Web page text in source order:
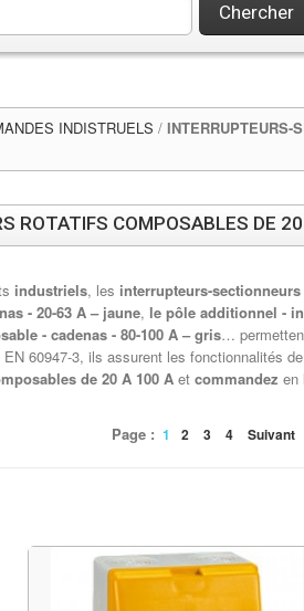
Chercher
INDISTRUELS / INTERRUPTEURS-
ROTATIFS COMPOSABLES DE
industriels, les interrupteurs-
- 20-63 A – jaune, le pôle additionnel -
- cadenas - 80-100 A – gris…
60947-3, ils assurent les fonctionnalités
de 20 A 100 A et commandez en
Page : 1 2 3 4 Suivant